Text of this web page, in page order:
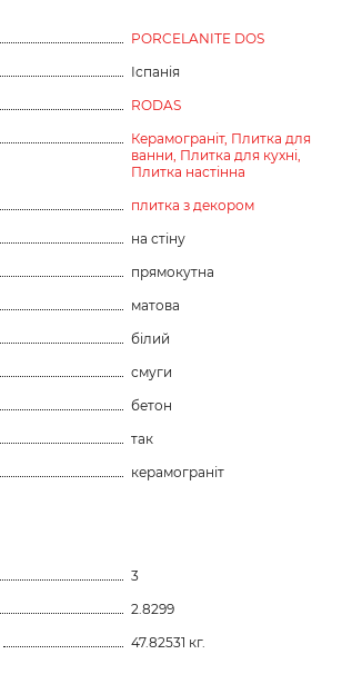
PORCELANITE DOS
Іспанія
RODAS
Керамограніт, Плитка для
ванни, Плитка для кухні,
Плитка настінна
плитка з декором
на стіну
прямокутна
матова
білий
смуги
бетон
так
керамограніт
3
2.8299
47.82531 кг.